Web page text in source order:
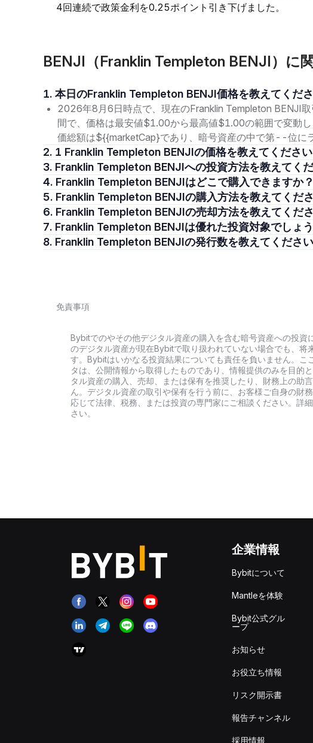
4回連続で政策金利を0.25ポイント引き下げました。
BENJI（Franklin Templeton BENJI）に
1. 本日のFranklin Templeton BENJI価格を教えてくださ
2026年8月6日時点で、現在のFranklin Templeton BENJI
間で、価格は最安値$1.00から最高値$1.00の範囲で変動
価総額は${{marketCap}であり、暗号資産の中で第--位に
2. 1 Franklin Templeton BENJIの価格を教えてください
3. Franklin Templeton BENJIへの投資方法を教えてくだ
4. Franklin Templeton BENJIはどこで購入できますか？
5. Franklin Templeton BENJIの購入方法を教えてくださ
6. Franklin Templeton BENJIの売却方法を教えてくださ
7. Franklin Templeton BENJIは優れた投資対象でしょう
8. Franklin Templeton BENJIの発行数を教えてください
免責事項
Bybitでのやその他デジタル資産の購入を含む暗号資産への投資
のデジタル資産が現在Bybitで取り扱われていない場合でも、将
す。Bybitはいかなる投資結果についても責任を負いません。こ
タは、公開情報から取得したものであり、情報提供のみを目的
タル資産の購入、売却、または保有を推奨したり、財務上の助
ん。デジタル資産の取引や保有を行う前に、お客様ご自身の財
応じて法律、税務、または投資の専門家にご相談ください。詳細
さい。
企業情報
Bybitについて
Mantleを体験
Bybit公式グル
ープ
お知らせ
お役立ち情報
リスク開示書
報告チャンネル
採用情報